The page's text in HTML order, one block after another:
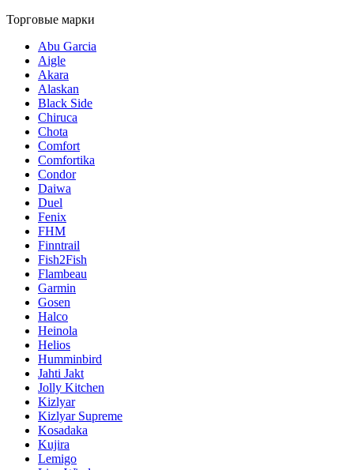
Торговые марки
Abu Garcia
Aigle
Akara
Alaskan
Black Side
Chiruca
Chota
Comfort
Comfortika
Condor
Daiwa
Duel
Fenix
FHM
Finntrail
Fish2Fish
Flambeau
Garmin
Gosen
Halco
Heinola
Helios
Humminbird
Jahti Jakt
Jolly Kitchen
Kizlyar
Kizlyar Supreme
Kosadaka
Kujira
Lemigo